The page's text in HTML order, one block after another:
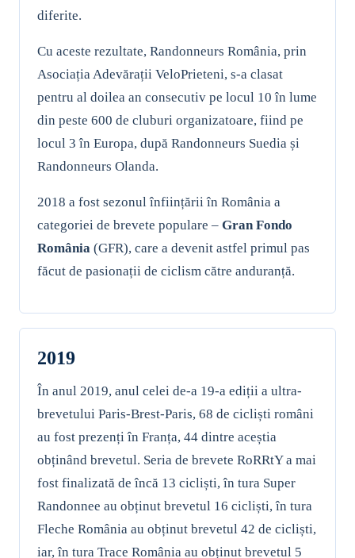
diferite.
Cu aceste rezultate, Randonneurs România, prin
Asociația Adevărații VeloPrieteni, s-a clasat
pentru al doilea an consecutiv pe locul 10 în lume
din peste 600 de cluburi organizatoare, fiind pe
locul 3 în Europa, după Randonneurs Suedia și
Randonneurs Olanda.
2018 a fost sezonul înființării în România a
categoriei de brevete populare – Gran Fondo
România (GFR), care a devenit astfel primul pas
făcut de pasionații de ciclism către anduranță.
2019
În anul 2019, anul celei de-a 19-a ediții a ultra-
brevetului Paris-Brest-Paris, 68 de cicliști români
au fost prezenți în Franța, 44 dintre aceștia
obținând brevetul. Seria de brevete RoRRtY a mai
fost finalizată de încă 13 cicliști, în tura Super
Randonnee au obținut brevetul 16 cicliști, în tura
Fleche România au obținut brevetul 42 de cicliști,
iar, în tura Trace România au obținut brevetul 5